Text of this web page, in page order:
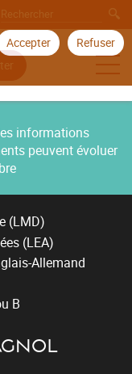
Accepter Refuser
informations
peuvent évoluer
(LMD)
(LEA)
Allemand
B